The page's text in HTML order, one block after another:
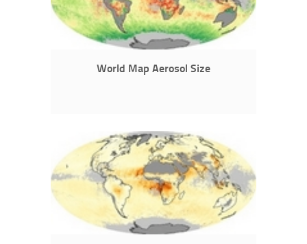
World Map Aerosol Size